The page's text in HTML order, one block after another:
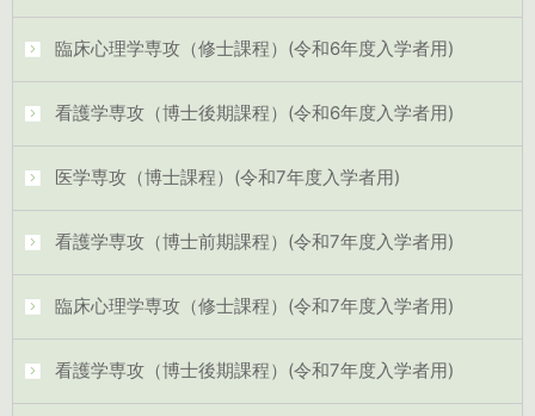
臨床心理学専攻（修士課程）(令和6年度入学者用)
看護学専攻（博士後期課程）(令和6年度入学者用)
医学専攻（博士課程）(令和7年度入学者用)
看護学専攻（博士前期課程）(令和7年度入学者用)
臨床心理学専攻（修士課程）(令和7年度入学者用)
看護学専攻（博士後期課程）(令和7年度入学者用)